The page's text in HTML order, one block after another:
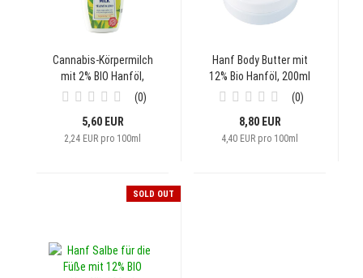
Cannabis-Körpermilch
mit 2% BIO Hanföl,
250ml
0
5,60 EUR
2,24 EUR pro 100ml
Hanf Body Butter mit
12% Bio Hanföl, 200ml
0
8,80 EUR
4,40 EUR pro 100ml
SOLD OUT